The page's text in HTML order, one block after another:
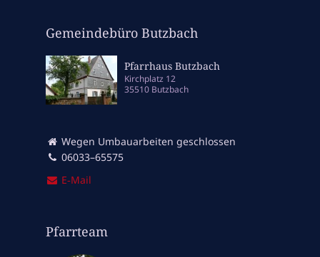
Gemeindebüro Butzbach
Pfarrhaus Butzbach
Kirchplatz 12
35510 Butzbach
Wegen Umbauarbeiten geschlossen
06033–65575
E‑Mail
Pfarrteam